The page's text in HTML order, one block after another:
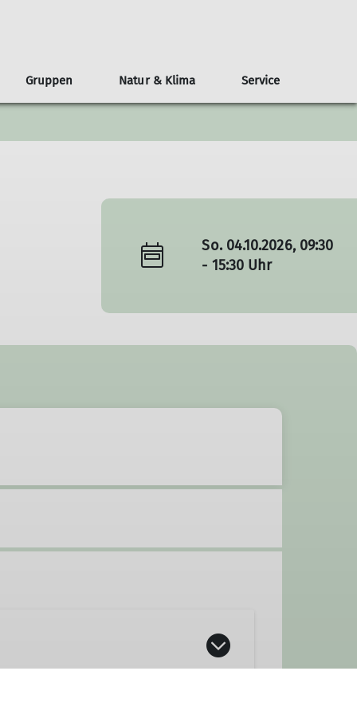
Ausschüsse
Hütte Tourenleiter
uns aus News
Gruppen
Erwachsene
Natur & Klima Service
So. 04.10.2026, 09:30
- 15:30 Uhr